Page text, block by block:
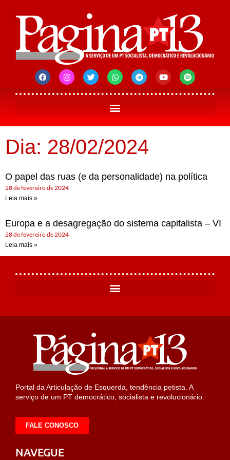
Dia: 28/02/2024
O papel das ruas (e da personalidade) na política
28 de fevereiro de 2024
Leia mais »
Europa e a desagregação do sistema capitalista – VI
28 de fevereiro de 2024
Leia mais »
Portal da Articulação de Esquerda, tendência petista. A
serviço de um PT democrático, socialista e revolucionário.
FALE CONOSCO
NAVEGUE